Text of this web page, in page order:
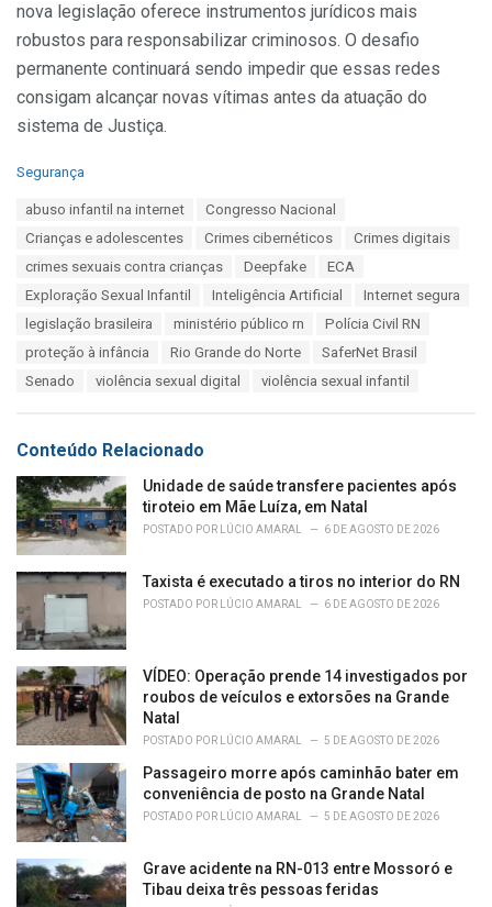
nova legislação oferece instrumentos jurídicos mais
robustos para responsabilizar criminosos. O desafio
permanente continuará sendo impedir que essas redes
consigam alcançar novas vítimas antes da atuação do
sistema de Justiça.
C
Segurança
abuso infantil na internet
Congresso Nacional
Crianças e adolescentes
Crimes cibernéticos
Crimes digitais
crimes sexuais contra crianças
Deepfake
ECA
Exploração Sexual Infantil
Inteligência Artificial
Internet segura
legislação brasileira
ministério público rn
Polícia Civil RN
proteção à infância
Rio Grande do Norte
SaferNet Brasil
Senado
violência sexual digital violência sexual infantil
Conteúdo Relacionado
Unidade de saúde transfere pacientes após
tiroteio em Mãe Luíza, em Natal
POSTADO POR LÚCIO AMARAL 6 DE AGOSTO DE 2026
Taxista é executado a tiros no interior do RN
POSTADO POR LÚCIO AMARAL 6 DE AGOSTO DE 2026
VÍDEO: Operação prende 14 investigados por
roubos de veículos e extorsões na Grande
Natal
POSTADO POR LÚCIO AMARAL 5 DE AGOSTO DE 2026
Passageiro morre após caminhão bater em
conveniência de posto na Grande Natal
POSTADO POR LÚCIO AMARAL 5 DE AGOSTO DE 2026
Grave acidente na RN-013 entre Mossoró e
Tibau deixa três pessoas feridas